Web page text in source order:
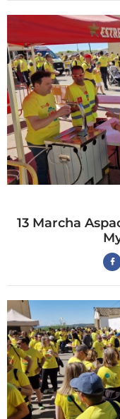
13 Marcha